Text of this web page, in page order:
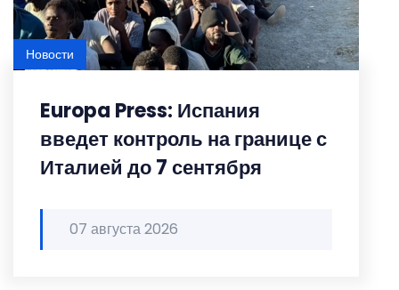
Europa Press: Испания
введет контроль на границе с
Италией до 7 сентября
07 августа 2026
Новости